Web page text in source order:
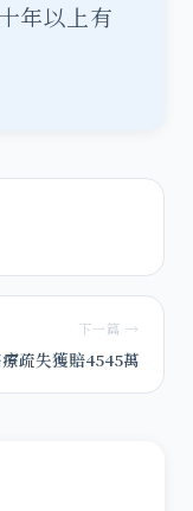
年以上有
下一篇 →
疏失獲賠4545萬